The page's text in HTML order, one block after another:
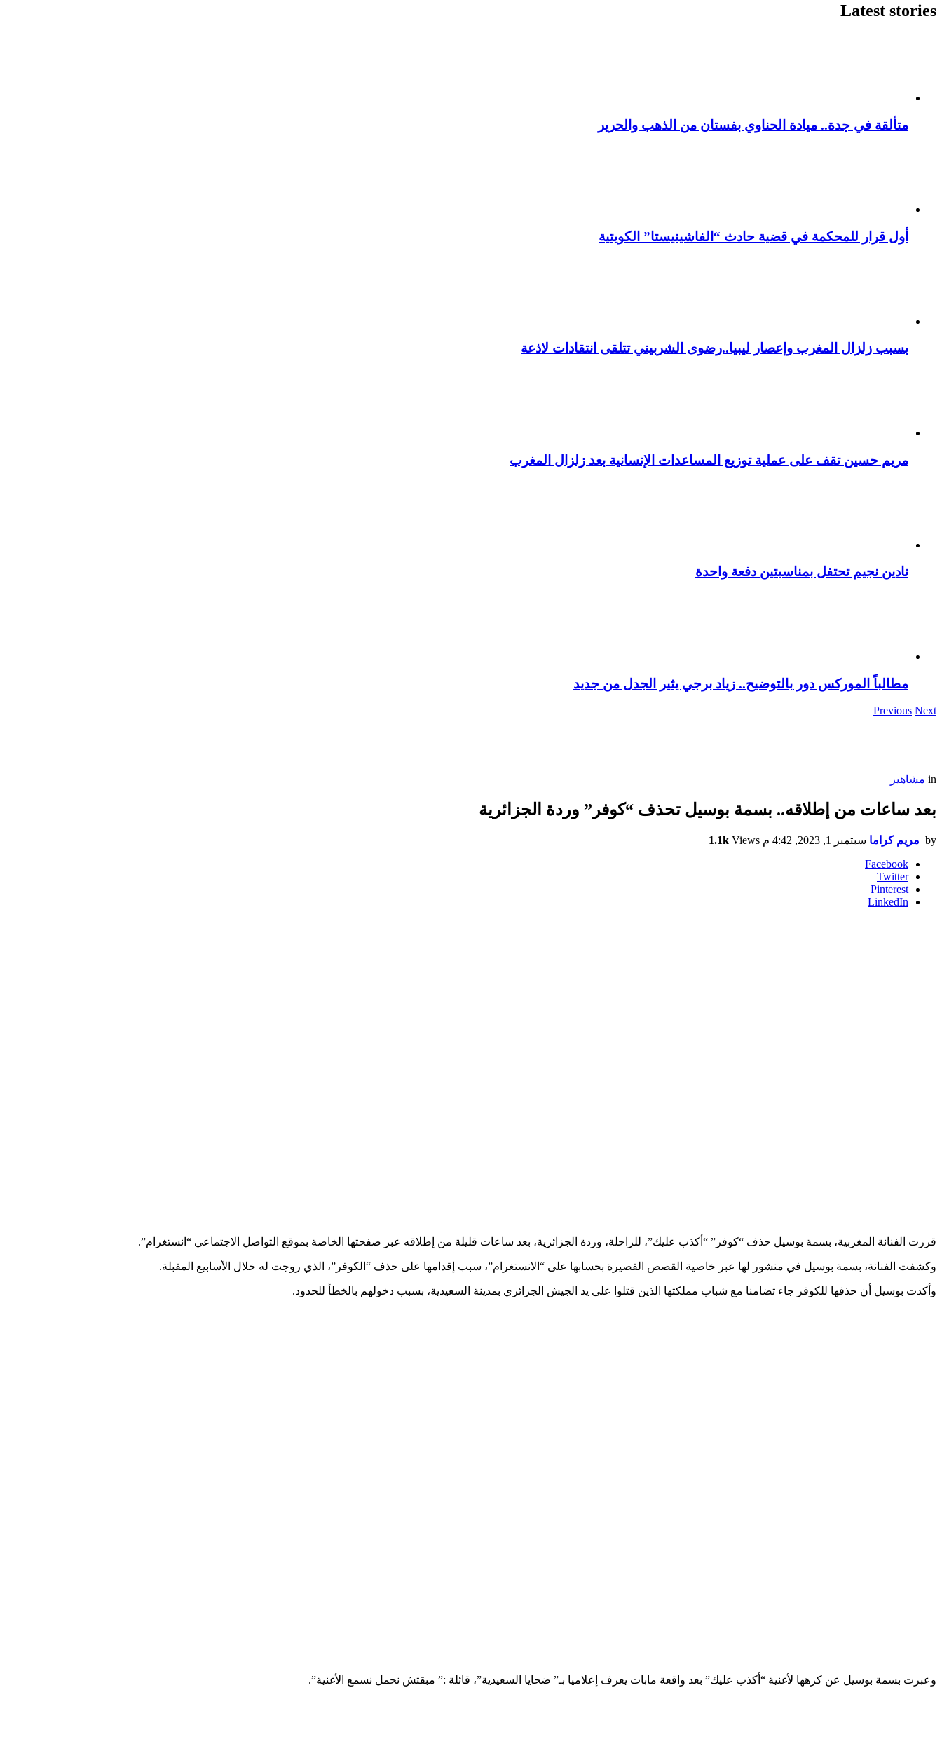
Latest stories
متألقة في جدة.. ميادة الحناوي بفستان من الذهب والحرير
أول قرار للمحكمة في قضية حادث “الفاشينيستا” الكويتية
بسبب زلزال المغرب وإعصار ليبيا..رضوى الشربيني تتلقى انتقادات لاذعة
مريم حسين تقف على عملية توزيع المساعدات الإنسانية بعد زلزال المغرب
نادين نجيم تحتفل بمناسبتين دفعة واحدة
مطالباً الموركس دور بالتوضيح.. زياد برجي يثير الجدل من جديد
Previous Next
in مشاهير
بعد ساعات من إطلاقه.. بسمة بوسيل تحذف “كوفر” وردة الجزائرية
by مريم كراما سبتمبر 1, 2023, 4:42 م 1.1k Views
Facebook
Twitter
Pinterest
LinkedIn
قررت الفنانة المغربية، بسمة بوسيل حذف “كوفر” “أكذب عليك”، للراحلة، وردة الجزائرية، بعد ساعات قليلة من إطلاقه عبر صفحتها الخاصة بموقع التواصل الاجتماعي “انستغرام”.
وكشفت الفنانة، بسمة بوسيل في منشور لها عبر خاصية القصص القصيرة بحسابها على “الانستغرام”، سبب إقدامها على حذف “الكوفر”، الذي روجت له خلال الأسابيع المقبلة.
وأكدت بوسيل أن حذفها للكوفر جاء تضامنا مع شباب مملكتها الذين قتلوا على يد الجيش الجزائري بمدينة السعيدية، بسبب دخولهم بالخطأ للحدود.
وعبرت بسمة بوسيل عن كرهها لأغنية “أكذب عليك” بعد واقعة مابات يعرف إعلاميا بـ” ضحايا السعيدية”، قائلة :” مبقتش نحمل نسمع الأغنية”.